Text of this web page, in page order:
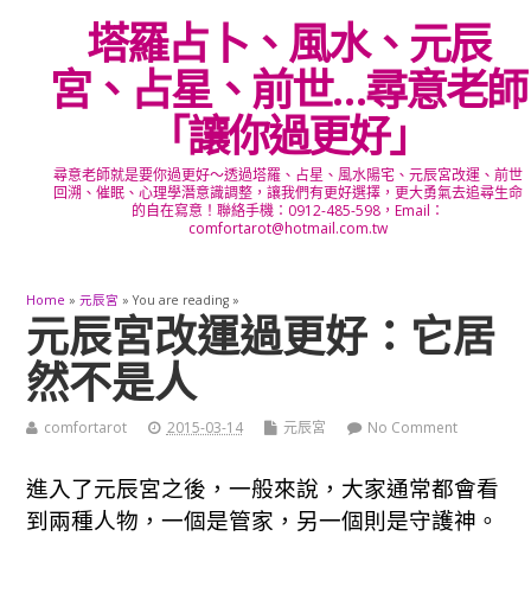
塔羅占卜、風水、元辰
宮、占星、前世…尋意老師
「讓你過更好」
尋意老師就是要你過更好～透過塔羅、占星、風水陽宅、元辰宮改運、前世
回溯、催眠、心理學潛意識調整，讓我們有更好選擇，更大勇氣去追尋生命
的自在寫意！聯絡手機：0912-485-598，Email：
comfortarot@hotmail.com.tw
Home » 元辰宮 » You are reading »
元辰宮改運過更好：它居
然不是人
comfortarot 2015-03-14 元辰宮 No Comment
進入了元辰宮之後，一般來說，大家通常都會看
到兩種人物，一個是管家，另一個則是守護神。